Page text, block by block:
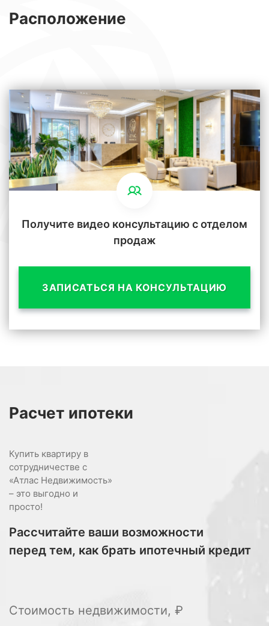
Расположение
Получите видео консультацию с отделом
продаж
ЗАПИСАТЬСЯ НА КОНСУЛЬТАЦИЮ
Расчет ипотеки
Купить квартиру в
сотрудничестве с
«Атлас Недвижимость»
– это выгодно и
просто!
Рассчитайте ваши возможности
перед тем, как брать ипотечный кредит
Стоимость недвижимости, ₽